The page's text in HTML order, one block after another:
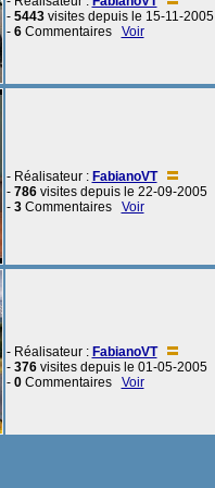
- 5443visites depuis le 15-11-2005
- 6Commentaires Voir
- Réalisateur : FabianoVT
- 786visites depuis le 22-09-2005
- 3Commentaires Voir
- Réalisateur : FabianoVT
- 376visites depuis le 01-05-2005
- 0Commentaires Voir